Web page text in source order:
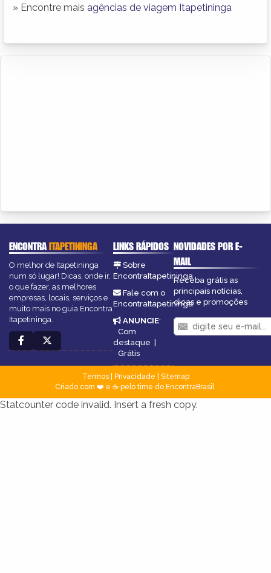
» Encontre mais agências de viagem Itapetininga
ENCONTRAITAPETININGA
O melhor de Itapetininga
num só lugar! Dicas, onde ir,
o que fazer, as melhores
empresas, locais, serviços e
muito mais no guia Encontra
Itapetininga.
LINKS RÁPIDOS
Sobre
EncontraItapetininga
Fale com o
EncontraItapetininga
ANUNCIE:
Com
destaque |
Grátis
NOVIDADES POR E-
MAIL
Receba grátis as
principais notícias,
dicas e promoções
Termos| Privacidade
Sitemap
Criado com ❤️ e ☕ pelo time do EncontraBrasil
Statcounter code invalid. Insert a fresh copy.